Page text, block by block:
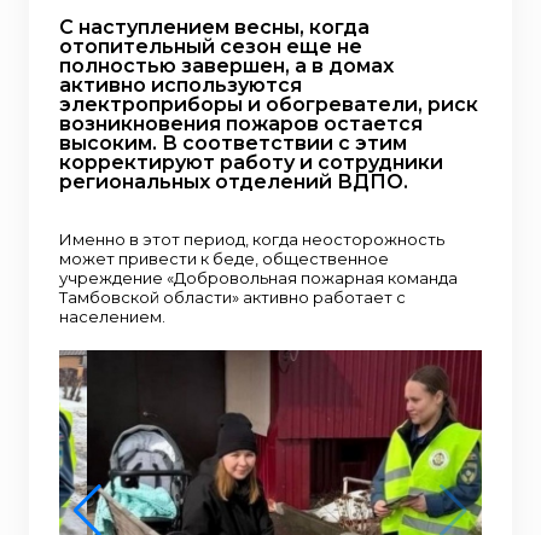
С наступлением весны, когда
отопительный сезон еще не
полностью завершен, а в домах
активно используются
электроприборы и обогреватели, риск
возникновения пожаров остается
высоким. В соответствии с этим
корректируют работу и сотрудники
региональных отделений ВДПО.
Именно в этот период, когда неосторожность
может привести к беде, общественное
учреждение «Добровольная пожарная команда
Тамбовской области» активно работает с
населением.